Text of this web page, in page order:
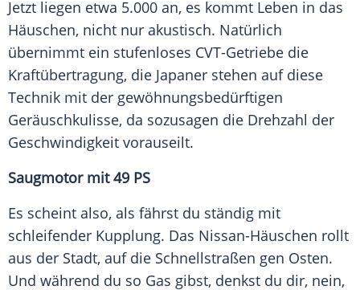
Jetzt liegen etwa 5.000 an, es kommt Leben in das
Häuschen, nicht nur akustisch. Natürlich
übernimmt ein stufenloses CVT-Getriebe die
Kraftübertragung, die Japaner stehen auf diese
Technik mit der gewöhnungsbedürftigen
Geräuschkulisse, da sozusagen die Drehzahl der
Geschwindigkeit vorauseilt.
Saugmotor mit 49 PS
Es scheint also, als fährst du ständig mit
schleifender Kupplung. Das Nissan-Häuschen rollt
aus der Stadt, auf die Schnellstraßen gen Osten.
Und während du so Gas gibst, denkst du dir, nein,